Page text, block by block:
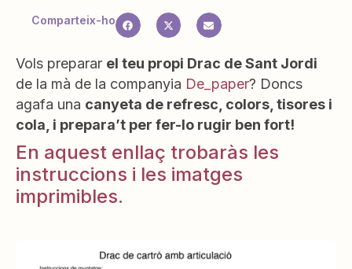
Comparteix-ho
Vols preparar el teu propi Drac de Sant Jordi
de la mà de la companyia De_paper? Doncs
agafa una canyeta de refresc, colors, tisores i
cola, i prepara’t per fer-lo rugir ben fort!
En aquest enllaç trobaràs les
instruccions i les imatges
imprimibles.